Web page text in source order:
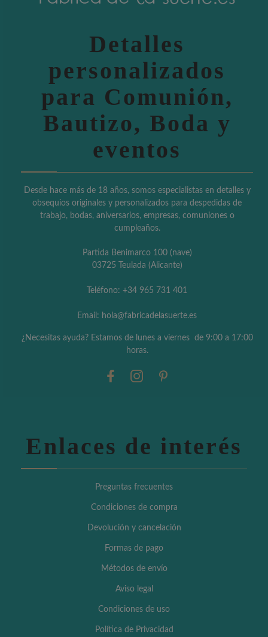
Detalles
personalizados
para Comunión,
Bautizo, Boda y
eventos
Desde hace más de 18 años, somos especialistas en detalles y
obsequios originales y personalizados para despedidas de
trabajo, bodas, aniversarios, empresas, comuniones o
cumpleaños.
Partida Benimarco 100 (nave)
03725 Teulada (Alicante)
Teléfono: +34 965 731 401
Email: hola@fabricadelasuerte.es
¿Necesitas ayuda? Estamos de lunes a viernes de 9:00 a 17:00
horas.
Enlaces de interés
Preguntas frecuentes
Condiciones de compra
Devolución y cancelación
Formas de pago
Métodos de envío
Aviso legal
Condiciones de uso
Política de Privacidad